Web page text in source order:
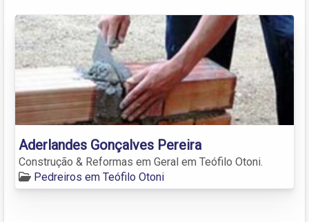
Aderlandes Gonçalves Pereira
Construção & Reformas em Geral em Teófilo Otoni.
Pedreiros em Teófilo Otoni